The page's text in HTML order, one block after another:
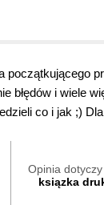
błędów i wiele
co i jak ;)
Opinia
ksiązka